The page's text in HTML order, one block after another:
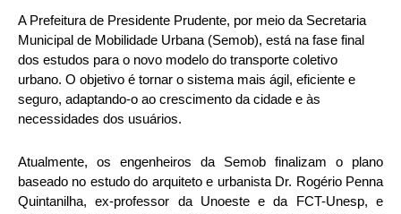
A Prefeitura de Presidente Prudente, por meio da Secretaria
Municipal de Mobilidade Urbana (Semob), está na fase final
dos estudos para o novo modelo do transporte coletivo
urbano. O objetivo é tornar o sistema mais ágil, eficiente e
seguro, adaptando-o ao crescimento da cidade e às
necessidades dos usuários.
Atualmente, os engenheiros da Semob finalizam o plano
baseado no estudo do arquiteto e urbanista Dr. Rogério Penna
Quintanilha, ex-professor da Unoeste e da FCT-Unesp, e